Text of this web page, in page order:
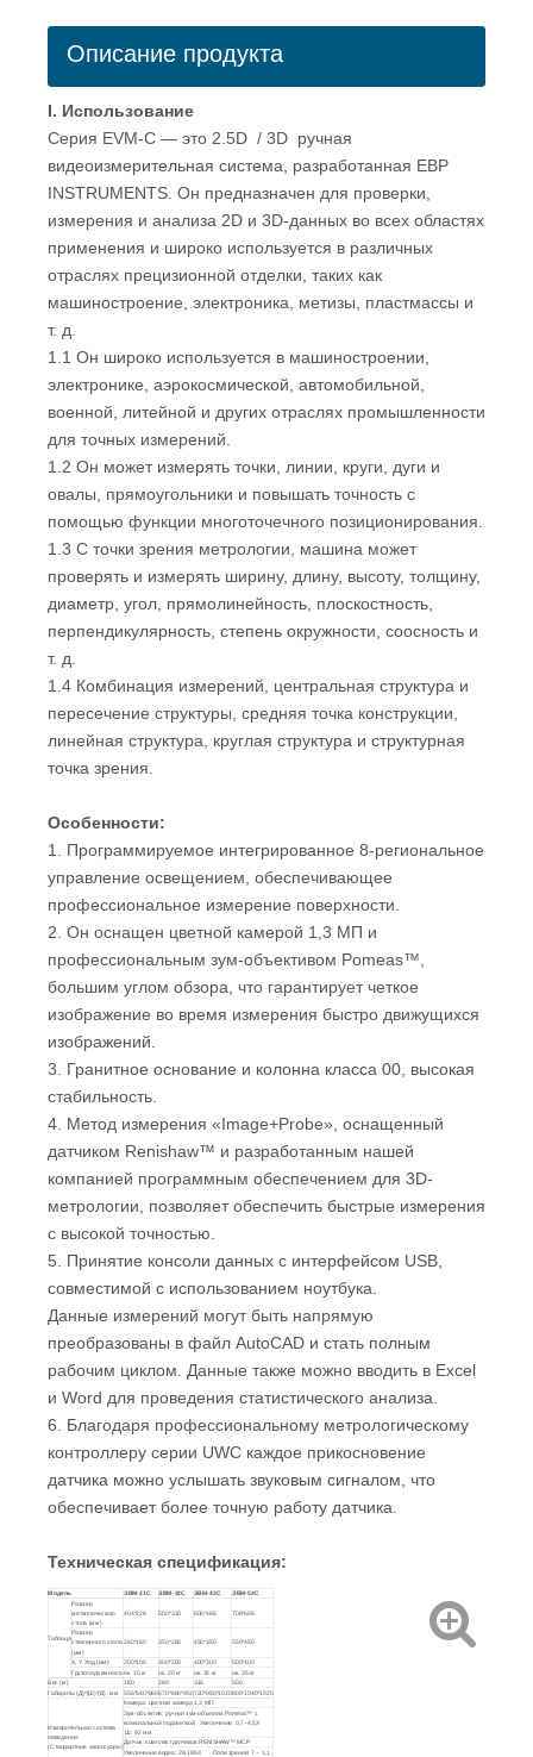
Описание продукта
I. Использование
Серия EVM-C — это 2.5D / 3D ручная
видеоизмерительная система, разработанная EBP
INSTRUMENTS. Он предназначен для проверки,
измерения и анализа 2D и 3D-данных во всех областях
применения и широко используется в различных
отраслях прецизионной отделки, таких как
машиностроение, электроника, метизы, пластмассы и
т. д.
1.1 Он широко используется в машиностроении,
электронике, аэрокосмической, автомобильной,
военной, литейной и других отраслях промышленности
для точных измерений.
1.2 Он может измерять точки, линии, круги, дуги и
овалы, прямоугольники и повышать точность с
помощью функции многоточечного позиционирования.
1.3 С точки зрения метрологии, машина может
проверять и измерять ширину, длину, высоту, толщину,
диаметр, угол, прямолинейность, плоскостность,
перпендикулярность, степень окружности, соосность и
т. д.
1.4 Комбинация измерений, центральная структура и
пересечение структуры, средняя точка конструкции,
линейная структура, круглая структура и структурная
точка зрения.
Особенности:
1. Программируемое интегрированное 8-региональное
управление освещением, обеспечивающее
профессиональное измерение поверхности.
2. Он оснащен цветной камерой 1,3 МП и
профессиональным зум-объективом Pomeas™,
большим углом обзора, что гарантирует четкое
изображение во время измерения быстро движущихся
изображений.
3. Гранитное основание и колонна класса 00, высокая
стабильность.
4. Метод измерения «Image+Probe», оснащенный
датчиком Renishaw™ и разработанным нашей
компанией программным обеспечением для 3D-
метрологии, позволяет обеспечить быстрые измерения
с высокой точностью.
5. Принятие консоли данных с интерфейсом USB,
совместимой с использованием ноутбука.
Данные измерений могут быть напрямую
преобразованы в файл AutoCAD и стать полным
рабочим циклом. Данные также можно вводить в Excel
и Word для проведения статистического анализа.
6. Благодаря профессиональному метрологическому
контроллеру серии UWC каждое прикосновение
датчика можно услышать звуковым сигналом, что
обеспечивает более точную работу датчика.
Техническая спецификация:
Модель ЭВМ-21С ЭВМ-32С ЭВМ-43С ЭВМ-54С
Таблица
Размер
металлического
стола (мм)
404*228 500*330 606*466 706*606
Размер
стеклянного стола
(мм)
260*160 350*280 450*350 550*450
X, Y Ход (мм) 200*100 300*200 400*300
500*400
Грузоподъемностьок. 15 кг ок. 20 кг ок. 30 кг
ок. 35 кг
Вес (кг)
180 260 315
500
Габариты (Д)*(Ш)*(В), мм
556*540*860670*660*950720*950*1020800*1040*1020
Измерительная система
наведения
(Стандартные аксессуары)
Камера: цветная камера 1,3 МП
Зум-объектив: ручной зум-объектив Pomeas™ с
коаксиальной подсветкой; Увеличение: 0,7~4,5X
Ш: 92 мм
Датчик: комплект датчиков RENISHAW™ MCP
Увеличение видео: 28-186X Поле зрения: 7 ~ 1,1